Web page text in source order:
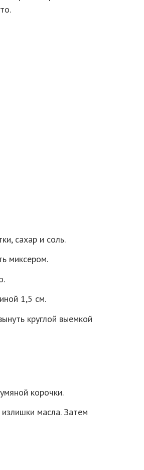
сахар и соль.
миксером.
1,5 см.
круглой выемкой
корочки.
масла. Затем